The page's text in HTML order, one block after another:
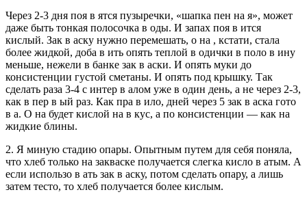
Через 2-3 дня поя в ятся пузыречки, «шапка пен на я», может
даже быть тонкая полосочка в оды. И запах поя в ится
кислый. Зак в аску нужно перемешать, о на , кстати, стала
более жидкой, доба в ить опять теплой в одички в поло в ину
меньше, нежели в банке зак в аски. И опять муки до
консистенции густой сметаны. И опять под крышку. Так
сделать раза 3-4 с интер в алом уже в один день, а не через 2-3,
как в пер в ый раз. Как пра в ило, дней через 5 зак в аска гото
в а. О на будет кислой на в кус, а по консистенции — как на
жидкие блины.
2. Я миную стадию опары. Опытным путем для себя поняла,
что хлеб только на закваске получается слегка кисло в атым. А
если использо в ать зак в аску, потом сделать опару, а лишь
затем тесто, то хлеб получается более кислым.